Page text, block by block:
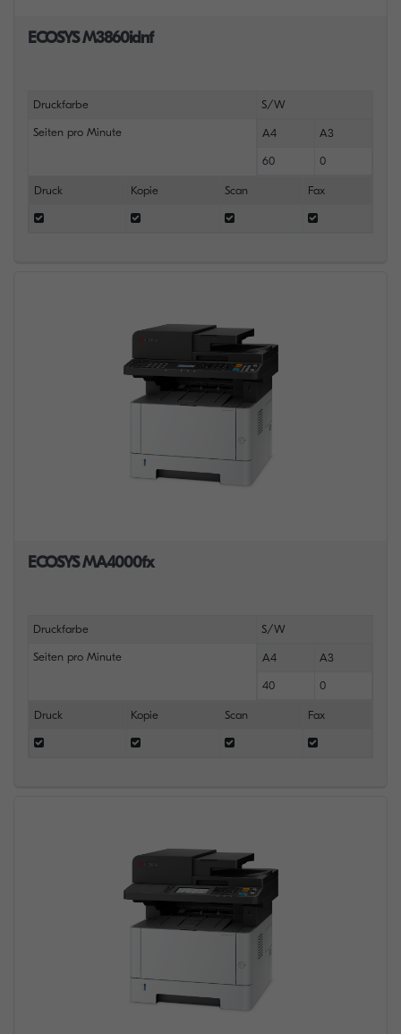
ECOSYS M3860idnf
Druckfarbe S/W
Seiten pro Minute A4 A3
60 0
Druck Kopie Scan Fax
ECOSYS MA4000fx
Druckfarbe S/W
Seiten pro Minute A4 A3
40 0
Druck Kopie Scan Fax